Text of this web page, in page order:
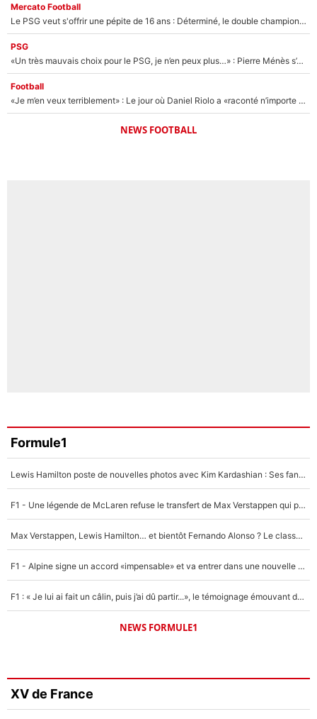
Mercato Football
Le PSG veut s'offrir une pépite de 16 ans : Déterminé, le double champion d'Europe en titre est prêt à lâcher 40M€ pour celui que l'on compare déjà à Vinicius Jr !
PSG
«Un très mauvais choix pour le PSG, je n’en peux plus…» : Pierre Ménès s’est complètement trompé avec Luis Enrique et ces déclarations le prouvent !
Football
«Je m’en veux terriblement» : Le jour où Daniel Riolo a «raconté n’importe quoi» dans l'After Foot !
NEWS FOOTBALL
Formule1
Lewis Hamilton poste de nouvelles photos avec Kim Kardashian : Ses fans le voient déjà redevenir champion du monde de F1 grâce à elle !
F1 - Une légende de McLaren refuse le transfert de Max Verstappen qui pourrait «faire des vagues» et plomber l'ambiance dans l'équipe
Max Verstappen, Lewis Hamilton… et bientôt Fernando Alonso ? Le classement des pilotes les mieux payés en Formule 1 risque de changer !
F1 - Alpine signe un accord «impensable» et va entrer dans une nouvelle dimension : Grande nouvelle pour Pierre Gasly !
F1 : « Je lui ai fait un câlin, puis j’ai dû partir...», le témoignage émouvant de Max Verstappen sur sa fille
NEWS FORMULE1
XV de France